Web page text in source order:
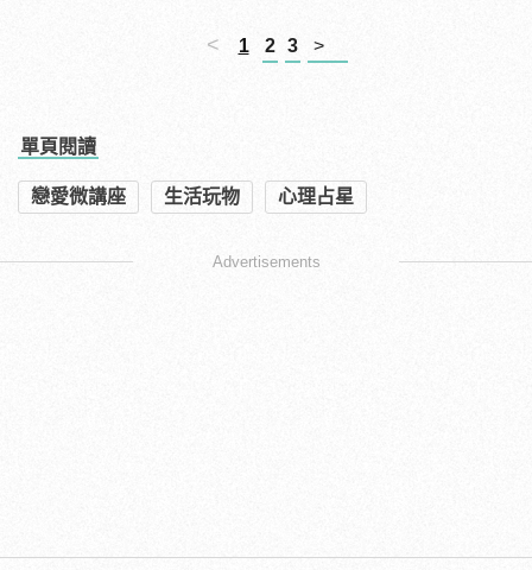
< 1 2 3 >
單頁閱讀
戀愛微講座 生活玩物 心理占星
Advertisements